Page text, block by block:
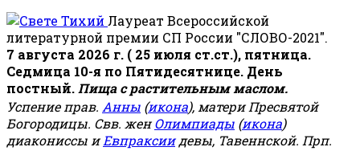
Лауреат Всероссийской
литературной премии СП России "СЛОВО-2021".
7 августа 2026 г. ( 25 июля ст.ст.), пятница.
Седмица 10-я по Пятидесятнице. День
постный. Пища с растительным маслом.
Успение прав. Анны (икона), матери Пресвятой
Богородицы. Свв. женОлимпиады (икона)
диакониссы иЕвпраксиидевы, Тавеннской. Прп.